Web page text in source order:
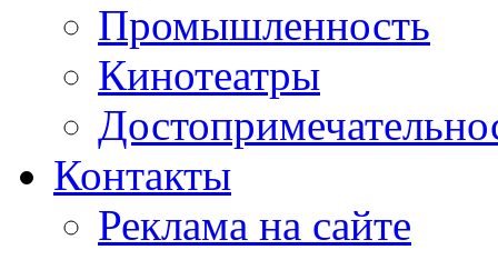
Промышленность
Кинотеатры
Контакты
Реклама на сайте